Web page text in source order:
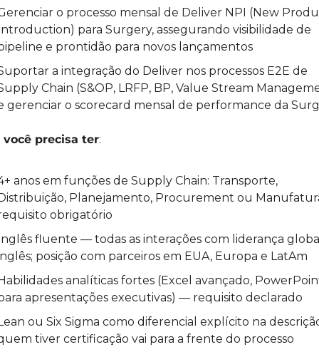
o processo mensal de Deliver NPI (New
para Surgery, assegurando visibilidade de
e prontidão para novos lançamentos
a integração do Deliver nos processos E2E de
Chain (S&OP, LRFP, BP, Value Stream
gerenciar o scorecard mensal de performance da
você precisa ter:
anos em funções de Supply Chain: Transporte,
Planejamento, Procurement ou
obrigatório
fluente — todas as interações com liderança
posição com parceiros em EUA, Europa e LatAm
analíticas fortes (Excel avançado,
apresentações executivas) — requisito declarado
ou Six Sigma como diferencial explícito na
tiver certificação vai para a frente do processo